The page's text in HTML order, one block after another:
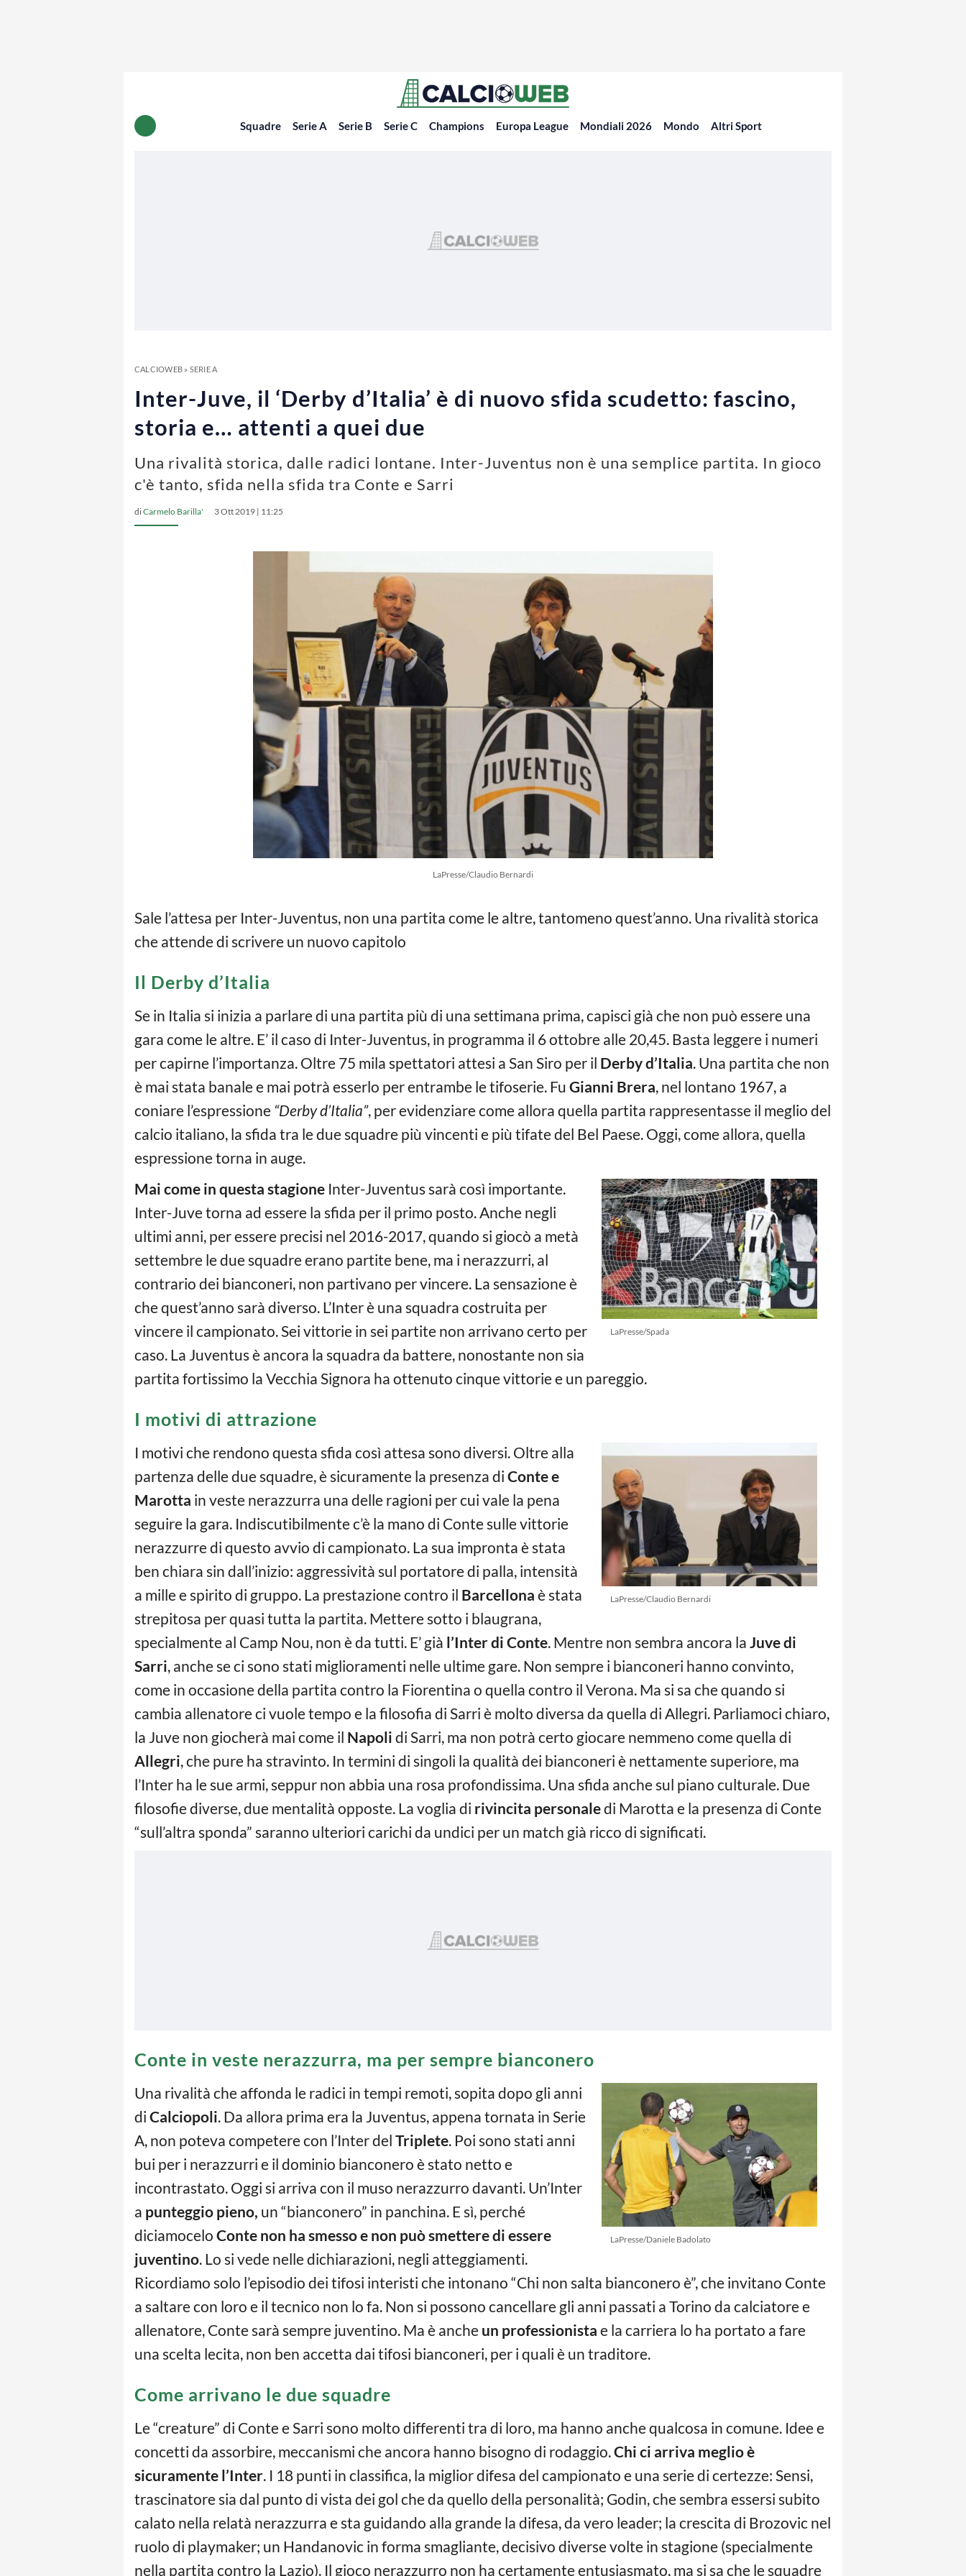
Squadre Serie A Serie B Serie C Champions Europa League Mondiali 2026 Mondo Altri Sport
CALCIOWEB» SERIE A
Inter-Juve, il ‘Derby d’Italia’ è di nuovo sfida scudetto: fascino,
storia e… attenti a quei due
Una rivalità storica, dalle radici lontane. Inter-Juventus non è una semplice partita. In gioco
c'è tanto, sfida nella sfida tra Conte e Sarri
diCarmelo Barilla' 3 Ott 2019 | 11:25
LaPresse/Claudio Bernardi
Sale l’attesa per Inter-Juventus, non una partita come le altre, tantomeno quest’anno. Una rivalità storica
che attende di scrivere un nuovo capitolo
Il Derby d’Italia
Se in Italia si inizia a parlare di una partita più di una settimana prima, capisci già che non può essere una
gara come le altre. E’ il caso di Inter-Juventus, in programma il 6 ottobre alle 20,45. Basta leggere i numeri
per capirne l’importanza. Oltre 75 mila spettatori attesi a San Siro per il Derby d’Italia. Una partita che non
è mai stata banale e mai potrà esserlo per entrambe le tifoserie. Fu Gianni Brera, nel lontano 1967, a
coniare l’espressione “Derby d’Italia”, per evidenziare come allora quella partita rappresentasse il meglio del
calcio italiano, la sfida tra le due squadre più vincenti e più tifate del Bel Paese. Oggi, come allora, quella
espressione torna in auge.
LaPresse/Spada
Mai come in questa stagione Inter-Juventus sarà così importante.
Inter-Juve torna ad essere la sfida per il primo posto. Anche negli
ultimi anni, per essere precisi nel 2016-2017, quando si giocò a metà
settembre le due squadre erano partite bene, ma i nerazzurri, al
contrario dei bianconeri, non partivano per vincere. La sensazione è
che quest’anno sarà diverso. L’Inter è una squadra costruita per
vincere il campionato. Sei vittorie in sei partite non arrivano certo per
caso. La Juventus è ancora la squadra da battere, nonostante non sia
partita fortissimo la Vecchia Signora ha ottenuto cinque vittorie e un pareggio.
I motivi di attrazione
LaPresse/Claudio Bernardi
I motivi che rendono questa sfida così attesa sono diversi. Oltre alla
partenza delle due squadre, è sicuramente la presenza di Conte e
Marotta in veste nerazzurra una delle ragioni per cui vale la pena
seguire la gara. Indiscutibilmente c’è la mano di Conte sulle vittorie
nerazzurre di questo avvio di campionato. La sua impronta è stata
ben chiara sin dall’inizio: aggressività sul portatore di palla, intensità
a mille e spirito di gruppo. La prestazione contro il Barcellona è stata
strepitosa per quasi tutta la partita. Mettere sotto i blaugrana,
specialmente al Camp Nou, non è da tutti. E’ già l’Inter di Conte. Mentre non sembra ancora la Juve di
Sarri, anche se ci sono stati miglioramenti nelle ultime gare. Non sempre i bianconeri hanno convinto,
come in occasione della partita contro la Fiorentina o quella contro il Verona. Ma si sa che quando si
cambia allenatore ci vuole tempo e la filosofia di Sarri è molto diversa da quella di Allegri. Parliamoci chiaro,
la Juve non giocherà mai come il Napoli di Sarri, ma non potrà certo giocare nemmeno come quella di
Allegri, che pure ha stravinto. In termini di singoli la qualità dei bianconeri è nettamente superiore, ma
l’Inter ha le sue armi, seppur non abbia una rosa profondissima. Una sfida anche sul piano culturale. Due
filosofie diverse, due mentalità opposte. La voglia di rivincita personaledi Marotta e la presenza di Conte
“sull’altra sponda” saranno ulteriori carichi da undici per un match già ricco di significati.
Conte in veste nerazzurra, ma per sempre bianconero
LaPresse/Daniele Badolato
Una rivalità che affonda le radici in tempi remoti, sopita dopo gli anni
di Calciopoli. Da allora prima era la Juventus, appena tornata in Serie
A, non poteva competere con l’Inter del Triplete. Poi sono stati anni
bui per i nerazzurri e il dominio bianconero è stato netto e
incontrastato. Oggi si arriva con il muso nerazzurro davanti. Un’Inter
a punteggio pieno, un “bianconero” in panchina. E sì, perché
diciamocelo Conte non ha smesso e non può smettere di essere
juventino. Lo si vede nelle dichiarazioni, negli atteggiamenti.
Ricordiamo solo l’episodio dei tifosi interisti che intonano “Chi non salta bianconero è”, che invitano Conte
a saltare con loro e il tecnico non lo fa. Non si possono cancellare gli anni passati a Torino da calciatore e
allenatore, Conte sarà sempre juventino. Ma è anche un professionista e la carriera lo ha portato a fare
una scelta lecita, non ben accetta dai tifosi bianconeri, per i quali è un traditore.
Come arrivano le due squadre
Le “creature” di Conte e Sarri sono molto differenti tra di loro, ma hanno anche qualcosa in comune. Idee e
concetti da assorbire, meccanismi che ancora hanno bisogno di rodaggio.Chi ci arriva meglio è
sicuramente l’Inter. I 18 punti in classifica, la miglior difesa del campionato e una serie di certezze: Sensi,
trascinatore sia dal punto di vista dei gol che da quello della personalità; Godin, che sembra essersi subito
calato nella relatà nerazzurra e sta guidando alla grande la difesa, da vero leader; la crescita di Brozovic nel
ruolo di playmaker; un Handanovic in forma smagliante, decisivo diverse volte in stagione (specialmente
nella partita contro la Lazio). Il gioco nerazzurro non ha certamente entusiasmato, ma si sa che le squadre